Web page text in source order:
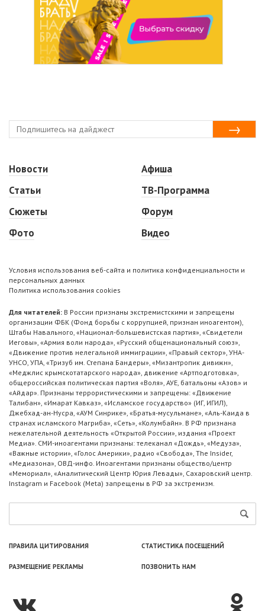
Новости
Статьи
Сюжеты
Фото
Афиша
ТВ-Программа
Форум
Видео
Условия использования веб-сайта и политика конфиденциальности и
персональных данных
Политика использования cookies
Для читателей: В России признаны экстремистскими и запрещены
организации ФБК (Фонд борьбы с коррупцией, признан иноагентом),
Штабы Навального, «Национал-большевистская партия», «Свидетели
Иеговы», «Армия воли народа», «Русский общенациональный союз»,
«Движение против нелегальной иммиграции», «Правый сектор», УНА-
УНСО, УПА, «Тризуб им. Степана Бандеры», «Мизантропик дивижн»,
«Меджлис крымскотатарского народа», движение «Артподготовка»,
общероссийская политическая партия «Воля», АУЕ, батальоны «Азов» и
«Айдар». Признаны террористическими и запрещены: «Движение
Талибан», «Имарат Кавказ», «Исламское государство» (ИГ, ИГИЛ),
Джебхад-ан-Нусра, «АУМ Синрике», «Братья-мусульмане», «Аль-Каида в
странах исламского Магриба», «Сеть», «Колумбайн». В РФ признана
нежелательной деятельность «Открытой России», издания «Проект
Медиа». СМИ-иноагентами признаны: телеканал «Дождь», «Медуза»,
«Важные истории», «Голос Америки», радио «Свобода», The Insider,
«Медиазона», ОВД-инфо. Иноагентами признаны общество/центр
«Мемориал», «Аналитический Центр Юрия Левады», Сахаровский центр.
Instagram и Facebook (Metа) запрещены в РФ за экстремизм.
ПРАВИЛА ЦИТИРОВАНИЯ СТАТИСТИКА ПОСЕЩЕНИЙ
РАЗМЕЩЕНИЕ РЕКЛАМЫ ПОЗВОНИТЬ НАМ